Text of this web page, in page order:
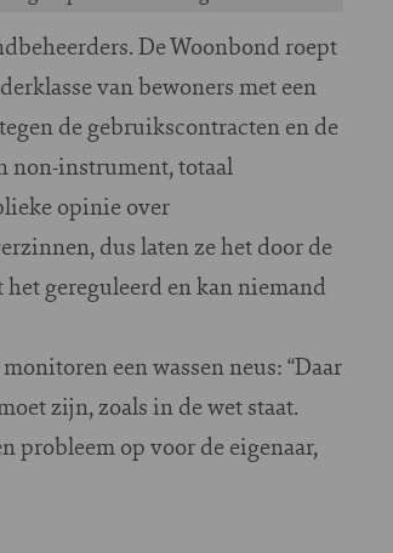
De Woonbond roept
van bewoners met een
de gebruikscontracten en de
non-instrument, totaal
opinie over
dus laten ze het door de
gereguleerd en kan niemand
een wassen neus: “Daar
zijn, zoals in de wet staat.
probleem op voor de eigenaar,